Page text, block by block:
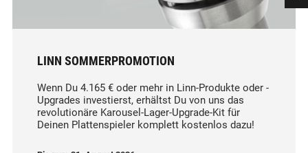
LINN SOMMERPROMOTION
Wenn Du 4.165 € oder mehr in Linn-Produkte oder -
Upgrades investierst, erhältst Du von uns das
revolutionäre Karousel-Lager-Upgrade-Kit für
Deinen Plattenspieler komplett kostenlos dazu!